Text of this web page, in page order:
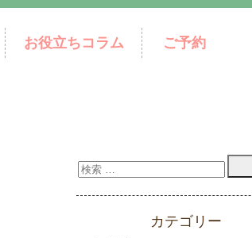
お役立ちコラム ご予約
カテゴリー